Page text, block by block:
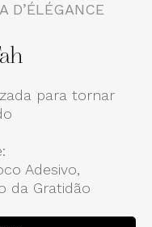
D’ÉLÉGANCE
para tornar
Adesivo,
da Gratidão